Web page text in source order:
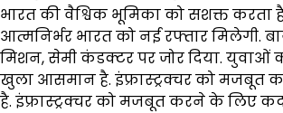
भारत की वैश्विक भूमिका को सशक्त करता
आत्मनिर्भर भारत को नई रफ्तार मिलेगी.
मिशन, सेमी कंडक्टर पर जोर दिया. युवाओं
खुला आसमान है. इंफ्रास्ट्रक्चर को
है. इंफ्रास्ट्रक्चर को मजबूत करने के लिए